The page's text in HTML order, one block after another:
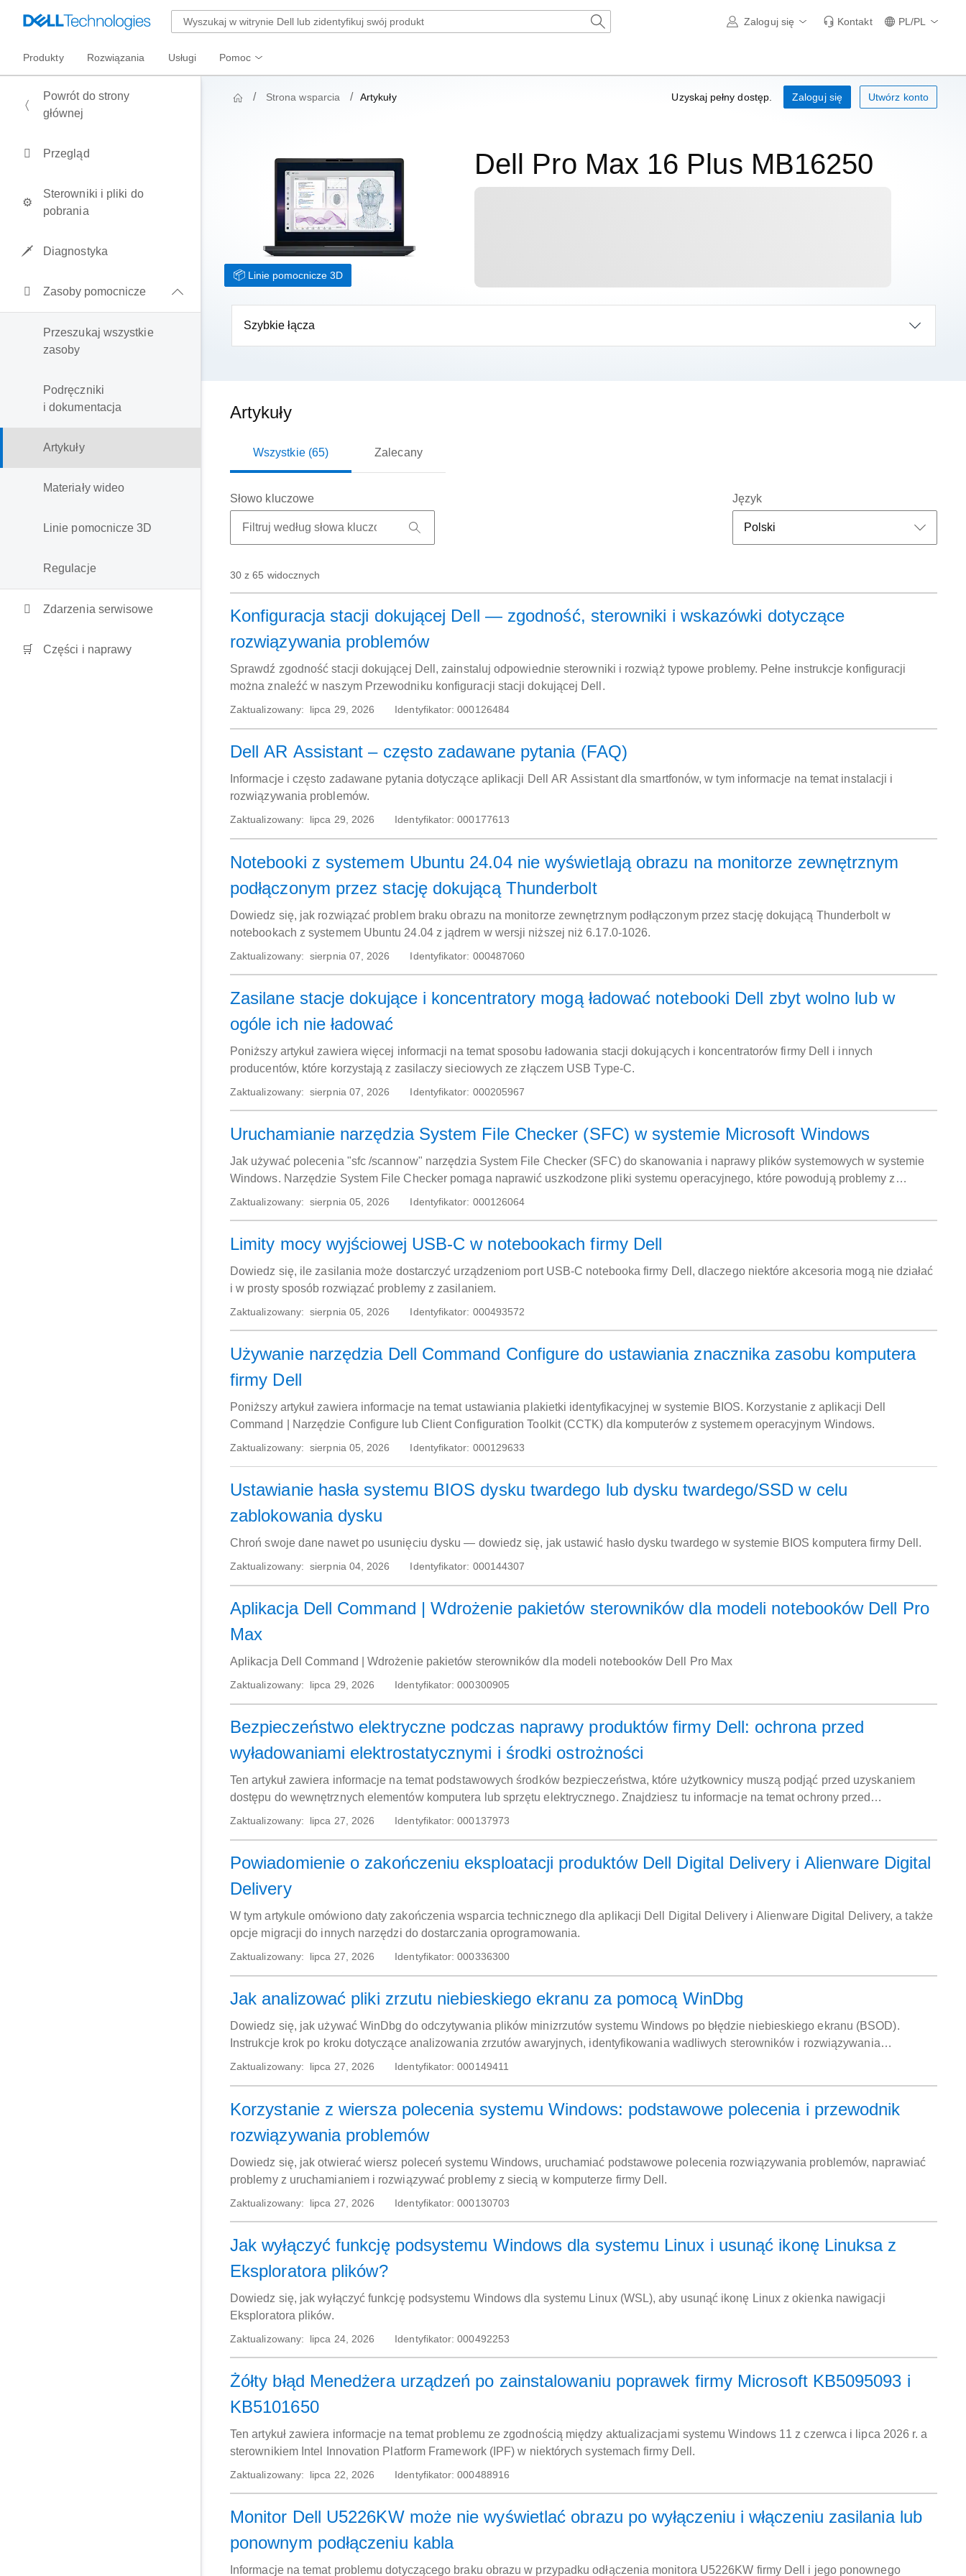
Zaloguj się Kontakt PL/PL
Produkty Rozwiązania Usługi Pomoc
Powrót do strony
głównej
Przegląd
Sterowniki i pliki do
pobrania
Diagnostyka
Zasoby pomocnicze
Przeszukaj wszystkie
zasoby
Podręczniki
i dokumentacja
Artykuły
Materiały wideo
Linie pomocnicze 3D
Regulacje
Zdarzenia serwisowe
Części i naprawy
Strona wsparcia Artykuły Uzyskaj pełny dostęp. Zaloguj się Utwórz konto
Linie pomocnicze 3D
Dell Pro Max 16 Plus MB16250
Szybkie łącza
Artykuły
Wszystkie (65) Zalecany
Słowo kluczowe Język
30 z 65 widocznych
Konfiguracja stacji dokującej Dell — zgodność, sterowniki i wskazówki dotyczące
rozwiązywania problemów
Sprawdź zgodność stacji dokującej Dell, zainstaluj odpowiednie sterowniki i rozwiąż typowe problemy. Pełne instrukcje konfiguracji
można znaleźć w naszym Przewodniku konfiguracji stacji dokującej Dell.
Zaktualizowany: lipca 29, 2026 Identyfikator: 000126484
Dell AR Assistant – często zadawane pytania (FAQ)
Informacje i często zadawane pytania dotyczące aplikacji Dell AR Assistant dla smartfonów, w tym informacje na temat instalacji i
rozwiązywania problemów.
Zaktualizowany: lipca 29, 2026 Identyfikator: 000177613
Notebooki z systemem Ubuntu 24.04 nie wyświetlają obrazu na monitorze zewnętrznym
podłączonym przez stację dokującą Thunderbolt
Dowiedz się, jak rozwiązać problem braku obrazu na monitorze zewnętrznym podłączonym przez stację dokującą Thunderbolt w
notebookach z systemem Ubuntu 24.04 z jądrem w wersji niższej niż 6.17.0-1026.
Zaktualizowany: sierpnia 07, 2026 Identyfikator: 000487060
Zasilane stacje dokujące i koncentratory mogą ładować notebooki Dell zbyt wolno lub w
ogóle ich nie ładować
Poniższy artykuł zawiera więcej informacji na temat sposobu ładowania stacji dokujących i koncentratorów firmy Dell i innych
producentów, które korzystają z zasilaczy sieciowych ze złączem USB Type-C.
Zaktualizowany: sierpnia 07, 2026 Identyfikator: 000205967
Uruchamianie narzędzia System File Checker (SFC) w systemie Microsoft Windows
Jak używać polecenia "sfc /scannow" narzędzia System File Checker (SFC) do skanowania i naprawy plików systemowych w systemie
Windows. Narzędzie System File Checker pomaga naprawić uszkodzone pliki systemu operacyjnego, które powodują problemy z
uruchamianiem lub rozruchem.
Zaktualizowany: sierpnia 05, 2026 Identyfikator: 000126064
Limity mocy wyjściowej USB-C w notebookach firmy Dell
Dowiedz się, ile zasilania może dostarczyć urządzeniom port USB-C notebooka firmy Dell, dlaczego niektóre akcesoria mogą nie działać
i w prosty sposób rozwiązać problemy z zasilaniem.
Zaktualizowany: sierpnia 05, 2026 Identyfikator: 000493572
Używanie narzędzia Dell Command Configure do ustawiania znacznika zasobu komputera
firmy Dell
Poniższy artykuł zawiera informacje na temat ustawiania plakietki identyfikacyjnej w systemie BIOS. Korzystanie z aplikacji Dell
Command | Narzędzie Configure lub Client Configuration Toolkit (CCTK) dla komputerów z systemem operacyjnym Windows.
Zaktualizowany: sierpnia 05, 2026 Identyfikator: 000129633
Ustawianie hasła systemu BIOS dysku twardego lub dysku twardego/SSD w celu
zablokowania dysku
Chroń swoje dane nawet po usunięciu dysku — dowiedz się, jak ustawić hasło dysku twardego w systemie BIOS komputera firmy Dell.
Zaktualizowany: sierpnia 04, 2026 Identyfikator: 000144307
Aplikacja Dell Command | Wdrożenie pakietów sterowników dla modeli notebooków Dell Pro
Max
Aplikacja Dell Command | Wdrożenie pakietów sterowników dla modeli notebooków Dell Pro Max
Zaktualizowany: lipca 29, 2026 Identyfikator: 000300905
Bezpieczeństwo elektryczne podczas naprawy produktów firmy Dell: ochrona przed
wyładowaniami elektrostatycznymi i środki ostrożności
Ten artykuł zawiera informacje na temat podstawowych środków bezpieczeństwa, które użytkownicy muszą podjąć przed uzyskaniem
dostępu do wewnętrznych elementów komputera lub sprzętu elektrycznego. Znajdziesz tu informacje na temat ochrony przed
wyładowaniami elektrostatycznymi, zapobiegania uszkodzeniom elektrostatycznym elementów oraz środków bezpieczeństwa podczas
Zaktualizowany: lipca 27, 2026 Identyfikator: 000137973
Powiadomienie o zakończeniu eksploatacji produktów Dell Digital Delivery i Alienware Digital
Delivery
W tym artykule omówiono daty zakończenia wsparcia technicznego dla aplikacji Dell Digital Delivery i Alienware Digital Delivery, a także
opcje migracji do innych narzędzi do dostarczania oprogramowania.
Zaktualizowany: lipca 27, 2026 Identyfikator: 000336300
Jak analizować pliki zrzutu niebieskiego ekranu za pomocą WinDbg
Dowiedz się, jak używać WinDbg do odczytywania plików minizrzutów systemu Windows po błędzie niebieskiego ekranu (BSOD).
Instrukcje krok po kroku dotyczące analizowania zrzutów awaryjnych, identyfikowania wadliwych sterowników i rozwiązywania
problemów typu "niebieski ekran" w komputerach firmy Dell z systemem Windows.
Zaktualizowany: lipca 27, 2026 Identyfikator: 000149411
Korzystanie z wiersza polecenia systemu Windows: podstawowe polecenia i przewodnik
rozwiązywania problemów
Dowiedz się, jak otwierać wiersz poleceń systemu Windows, uruchamiać podstawowe polecenia rozwiązywania problemów, naprawiać
problemy z uruchamianiem i rozwiązywać problemy z siecią w komputerze firmy Dell.
Zaktualizowany: lipca 27, 2026 Identyfikator: 000130703
Jak wyłączyć funkcję podsystemu Windows dla systemu Linux i usunąć ikonę Linuksa z
Eksploratora plików?
Dowiedz się, jak wyłączyć funkcję podsystemu Windows dla systemu Linux (WSL), aby usunąć ikonę Linux z okienka nawigacji
Eksploratora plików.
Zaktualizowany: lipca 24, 2026 Identyfikator: 000492253
Żółty błąd Menedżera urządzeń po zainstalowaniu poprawek firmy Microsoft KB5095093 i
KB5101650
Ten artykuł zawiera informacje na temat problemu ze zgodnością między aktualizacjami systemu Windows 11 z czerwca i lipca 2026 r. a
sterownikiem Intel Innovation Platform Framework (IPF) w niektórych systemach firmy Dell.
Zaktualizowany: lipca 22, 2026 Identyfikator: 000488916
Monitor Dell U5226KW może nie wyświetlać obrazu po wyłączeniu i włączeniu zasilania lub
ponownym podłączeniu kabla
Informacje na temat problemu dotyczącego braku obrazu w przypadku odłączenia monitora U5226KW firmy Dell i jego ponownego